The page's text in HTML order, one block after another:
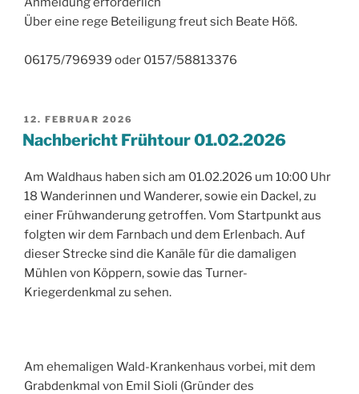
Über eine rege Beteiligung freut sich Beate Höß.
06175/796939 oder 0157/58813376
VERÖFFENTLICHT
AM
12. FEBRUAR 2026
Nachbericht Frühtour 01.02.2026
Am Waldhaus haben sich am 01.02.2026 um 10:00 Uhr
18 Wanderinnen und Wanderer, sowie ein Dackel, zu
einer Frühwanderung getroffen. Vom Startpunkt aus
folgten wir dem Farnbach und dem Erlenbach. Auf
dieser Strecke sind die Kanäle für die damaligen
Mühlen von Köppern, sowie das Turner-
Kriegerdenkmal zu sehen.
Am ehemaligen Wald-Krankenhaus vorbei, mit dem
Grabdenkmal von Emil Sioli (Gründer des